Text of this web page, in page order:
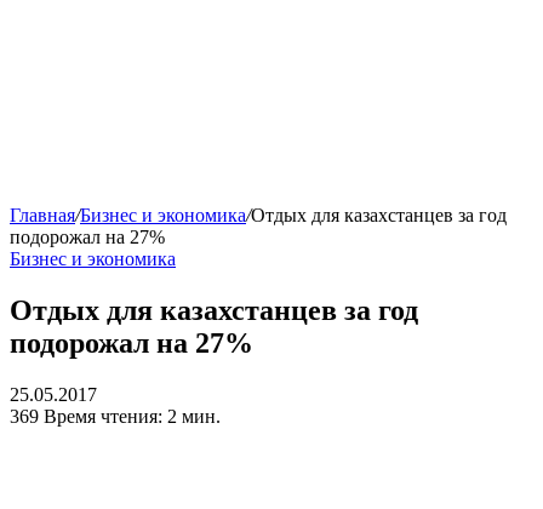
Главная/Бизнес и экономика/Отдых для казахстанцев за год
подорожал на 27%
Бизнес и экономика
Отдых для казахстанцев за год
подорожал на 27%
25.05.2017
369 Время чтения: 2 мин.